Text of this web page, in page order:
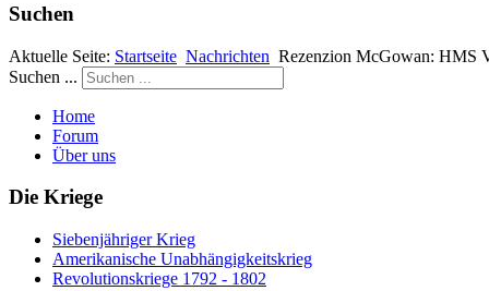
Suchen
Aktuelle Seite: Startseite Nachrichten Rezenzion McGowan: HMS
Suchen ...
Home
Forum
Über uns
Die Kriege
Siebenjähriger Krieg
Amerikanische Unabhängigkeitskrieg
Revolutionskriege 1792 - 1802